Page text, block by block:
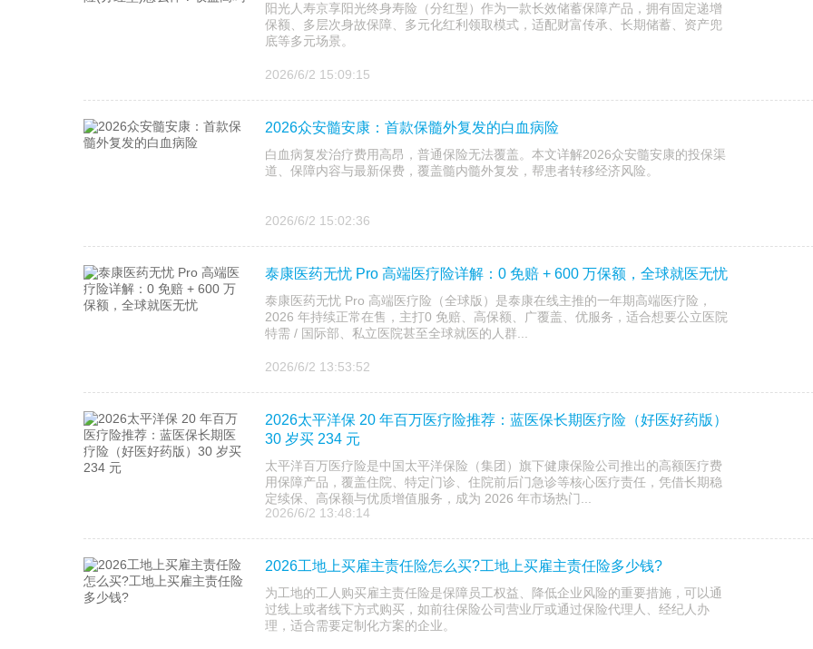
阳光人寿京享阳光终身寿险（分红型）作为一款长效储蓄保障产品，拥有固定递增
保额、多层次身故保障、多元化红利领取模式，适配财富传承、长期储蓄、资产兜
底等多元场景。
2026/6/2 15:09:15
2026众安髓安康：首款保髓外复发的白血病险
白血病复发治疗费用高昂，普通保险无法覆盖。本文详解2026众安髓安康的投保渠
道、保障内容与最新保费，覆盖髓内髓外复发，帮患者转移经济风险。
2026/6/2 15:02:36
泰康医药无忧 Pro 高端医疗险详解：0 免赔 + 600 万保额，全球就医无忧
泰康医药无忧 Pro 高端医疗险（全球版）是泰康在线主推的一年期高端医疗险，
2026 年持续正常在售，主打0 免赔、高保额、广覆盖、优服务，适合想要公立医院
特需 / 国际部、私立医院甚至全球就医的人群...
2026/6/2 13:53:52
2026太平洋保 20 年百万医疗险推荐：蓝医保长期医疗险（好医好药版）
30 岁买 234 元
太平洋百万医疗险是中国太平洋保险（集团）旗下健康保险公司推出的高额医疗费
用保障产品，覆盖住院、特定门诊、住院前后门急诊等核心医疗责任，凭借长期稳
定续保、高保额与优质增值服务，成为 2026 年市场热门...
2026/6/2 13:48:14
2026工地上买雇主责任险怎么买?工地上买雇主责任险多少钱?
为工地的工人购买雇主责任险是保障员工权益、降低企业风险的重要措施，可以通
过线上或者线下方式购买，如前往保险公司营业厅或通过保险代理人、经纪人办
理，适合需要定制化方案的企业。